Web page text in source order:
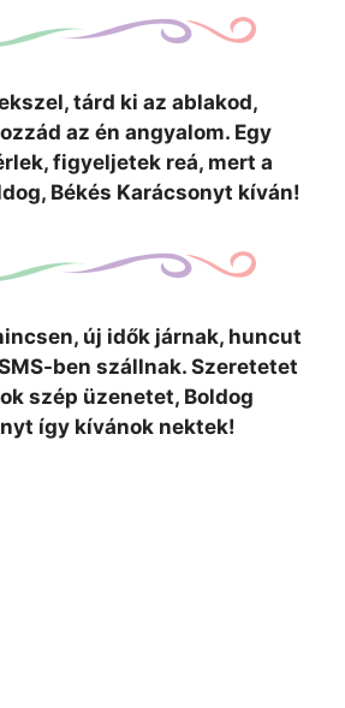
tárd ki az ablakod,
az én angyalom. Egy
figyeljetek reá, mert a
Békés Karácsonyt kíván!
új idők járnak, huncut
ben szállnak. Szeretetet
szép üzenetet, Boldog
így kívánok nektek!